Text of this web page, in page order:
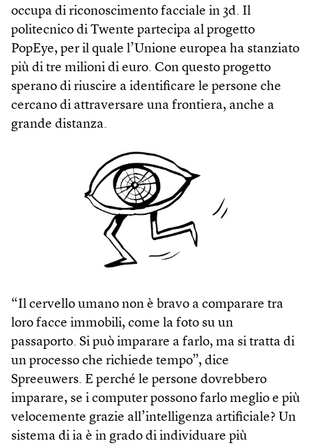
occupa di riconoscimento facciale in 3d. Il
politecnico di Twente partecipa al progetto
PopEye, per il quale l’Unione europea ha stanziato
più di tre milioni di euro. Con questo progetto
sperano di riuscire a identificare le persone che
cercano di attraversare una frontiera, anche a
grande distanza.
“Il cervello umano non è bravo a comparare tra
loro facce immobili, come la foto su un
passaporto. Si può imparare a farlo, ma si tratta di
un processo che richiede tempo”, dice
Spreeuwers. E perché le persone dovrebbero
imparare, se i computer possono farlo meglio e più
velocemente grazie all’intelligenza artificiale? Un
sistema di ia è in grado di individuare più